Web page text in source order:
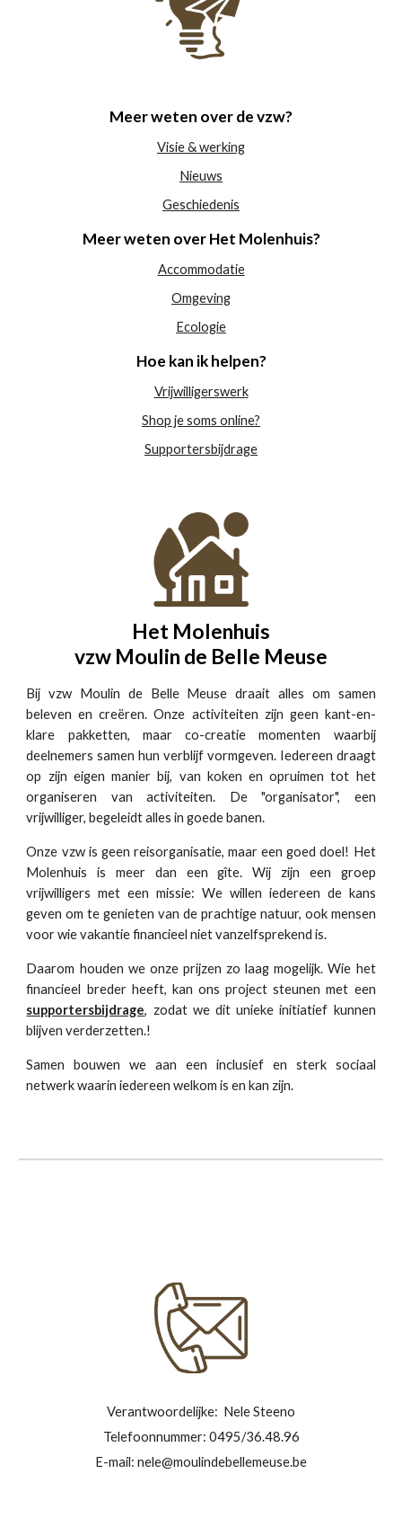
Meer weten over de vzw?
Visie & werking
Nieuws
Geschiedenis
Meer weten over Het Molenhuis?
Accommodatie
Omgeving
Ecologie
Hoe kan ik helpen?
Vrijwilligerswerk
Shop je soms online?
Supportersbijdrage
Het Molenhuis
vzw Moulin de Belle Meuse
Bij vzw Moulin de Belle Meuse draait alles om samen
beleven en creëren. Onze activiteiten zijn geen kant-en-
klare pakketten, maar co-creatie momenten waarbij
deelnemers samen hun verblijf vormgeven. Iedereen draagt
op zijn eigen manier bij, van koken en opruimen tot het
organiseren van activiteiten. De "organisator", een
vrijwilliger, begeleidt alles in goede banen.
Onze vzw is geen reisorganisatie, maar een goed doel! Het
Molenhuis is meer dan een gîte. Wij zijn een groep
vrijwilligers met een missie: We willen iedereen de kans
geven om te genieten van de prachtige natuur, ook mensen
voor wie vakantie financieel niet vanzelfsprekend is.
Daarom houden we onze prijzen zo laag mogelijk. Wie het
financieel breder heeft, kan ons project steunen met een
supportersbijdrage, zodat we dit unieke initiatief kunnen
blijven verderzetten.!
Samen bouwen we aan een inclusief en sterk sociaal
netwerk waarin iedereen welkom is en kan zijn.
Verantwoordelijke: Nele Steeno
Telefoonnummer: 0495/36.48.96
E-mail: nele@moulindebellemeuse.be